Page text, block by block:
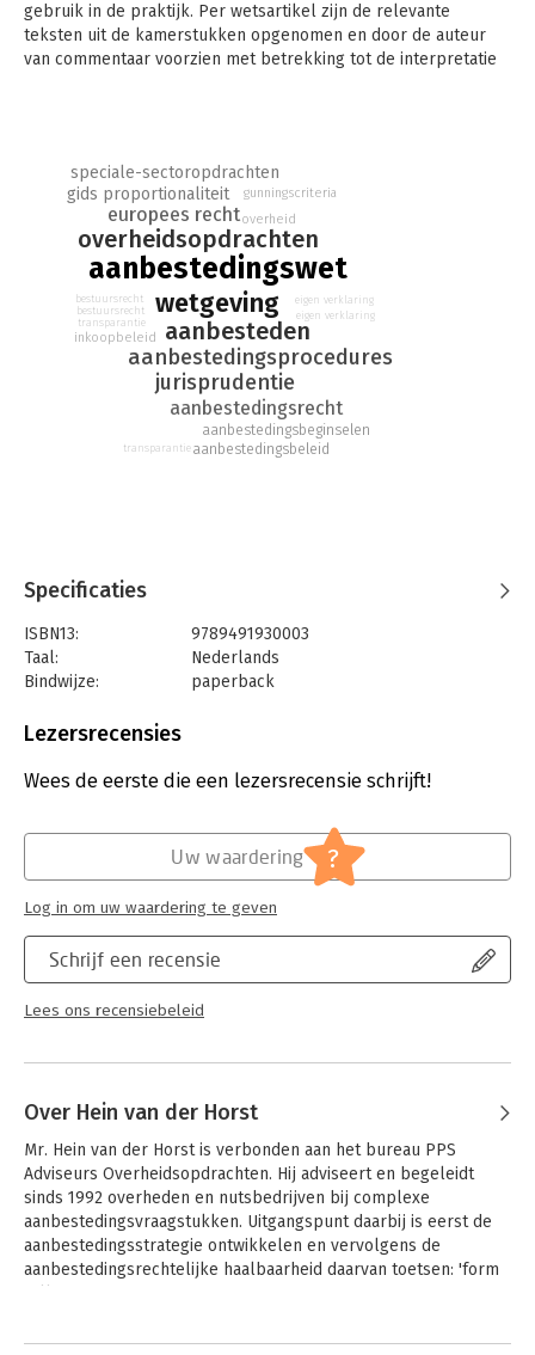
gebruik in de praktijk. Per wetsartikel zijn de relevante
teksten uit de kamerstukken opgenomen en door de auteur
van commentaar voorzien met betrekking tot de interpretatie
nationale jurisprudentie met de belangrijkste overwegingen
artikelsgewijs zijn opgenomen; in totaal 300 uitspraken. Het
uitgebreide jurisprudentieregister, op artikel en op
onderwerp, maakt de uitspraken zeer eenvoudig terug te
Tevens zijn in de uitgave het Aanbestedingsbesluit en de Gids
Proportionaliteit, de handreiking naar de praktijk, opgenomen.
aanbestedingswet
wetgeving
aanbesteden
overheidsopdrachten
aanbestedingsprocedures
jurisprudentie
europees recht
aanbestedingsrecht
gids proportionaliteit
speciale-sectoropdrachten
aanbestedingsbeginselen
aanbestedingsbeleid
gunningscriteria
overheid
inkoopbeleid
eigen verklaring
transparantie
bestuursrecht eigen verklaring
transparantie
bestuursrecht
Specificaties
ISBN13:
9789491930003
Taal:
Nederlands
Bindwijze:
paperback
Uitgever:
Verschijningsdatum:
20-10-2014
Aanbesteding [Europese aanbesteding]
Serie:
Tekst & toelichting (SDU)
Lezersrecensies
Wees de eerste die een lezersrecensie schrijft!
Schrijf een recensie
Lees ons recensiebeleid
Uw waardering ?
Log in om uw waardering te geven
Over Hein van der Horst
Mr. Hein van der Horst is verbonden aan het bureau PPS
Adviseurs Overheidsopdrachten. Hij adviseert en begeleidt
sinds 1992 overheden en nutsbedrijven bij complexe
aanbestedingsvraagstukken. Uitgangspunt daarbij is eerst de
aanbestedingsstrategie ontwikkelen en vervolgens de
aanbestedingsrechtelijke haalbaarheid daarvan toetsen: 'form
Andere boeken door Hein van der